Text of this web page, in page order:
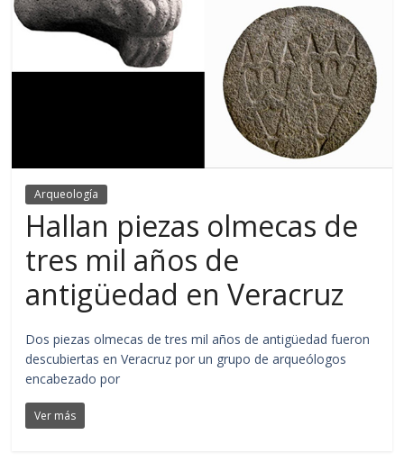
Arqueología
Hallan piezas olmecas de
tres mil años de
antigüedad en Veracruz
Dos piezas olmecas de tres mil años de antigüedad fueron
descubiertas en Veracruz por un grupo de arqueólogos
encabezado por
Ver más